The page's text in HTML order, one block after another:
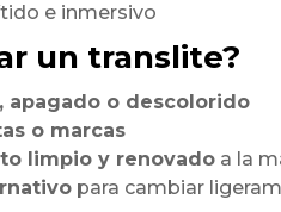
e inmersivo
un translite?
apagado o descolorido
o marcas
limpio y renovadoa la
para cambiar